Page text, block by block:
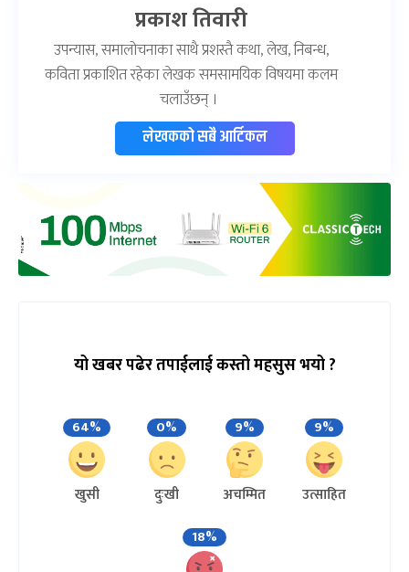
प्रकाश तिवारी
उपन्यास, समालोचनाका साथै प्रशस्तै कथा, लेख, निबन्ध,
कविता प्रकाशित रहेका लेखक समसामयिक विषयमा कलम
चलाउँछन् ।
लेखकको सबै आर्टिकल
यो खबर पढेर तपाईलाई कस्तो महसुस भयो ?
64%
खुसी
0%
दुःखी
9%
अचम्मित
9%
उत्साहित
18%